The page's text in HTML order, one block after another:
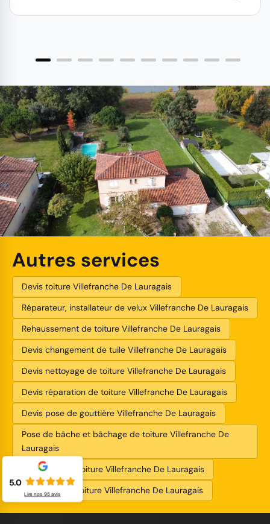
Autres services
Devis toiture Villefranche De Lauragais
Réparateur, installateur de velux Villefranche De Lauragais
Rehaussement de toiture Villefranche De Lauragais
Devis changement de tuile Villefranche De Lauragais
Devis nettoyage de toiture Villefranche De Lauragais
Devis réparation de toiture Villefranche De Lauragais
Devis pose de gouttière Villefranche De Lauragais
Pose de bâche et bâchage de toiture Villefranche De
Lauragais
Devis fuite de toiture Villefranche De Lauragais
Entreprise de toiture Villefranche De Lauragais
5.0
Lire nos 95avis